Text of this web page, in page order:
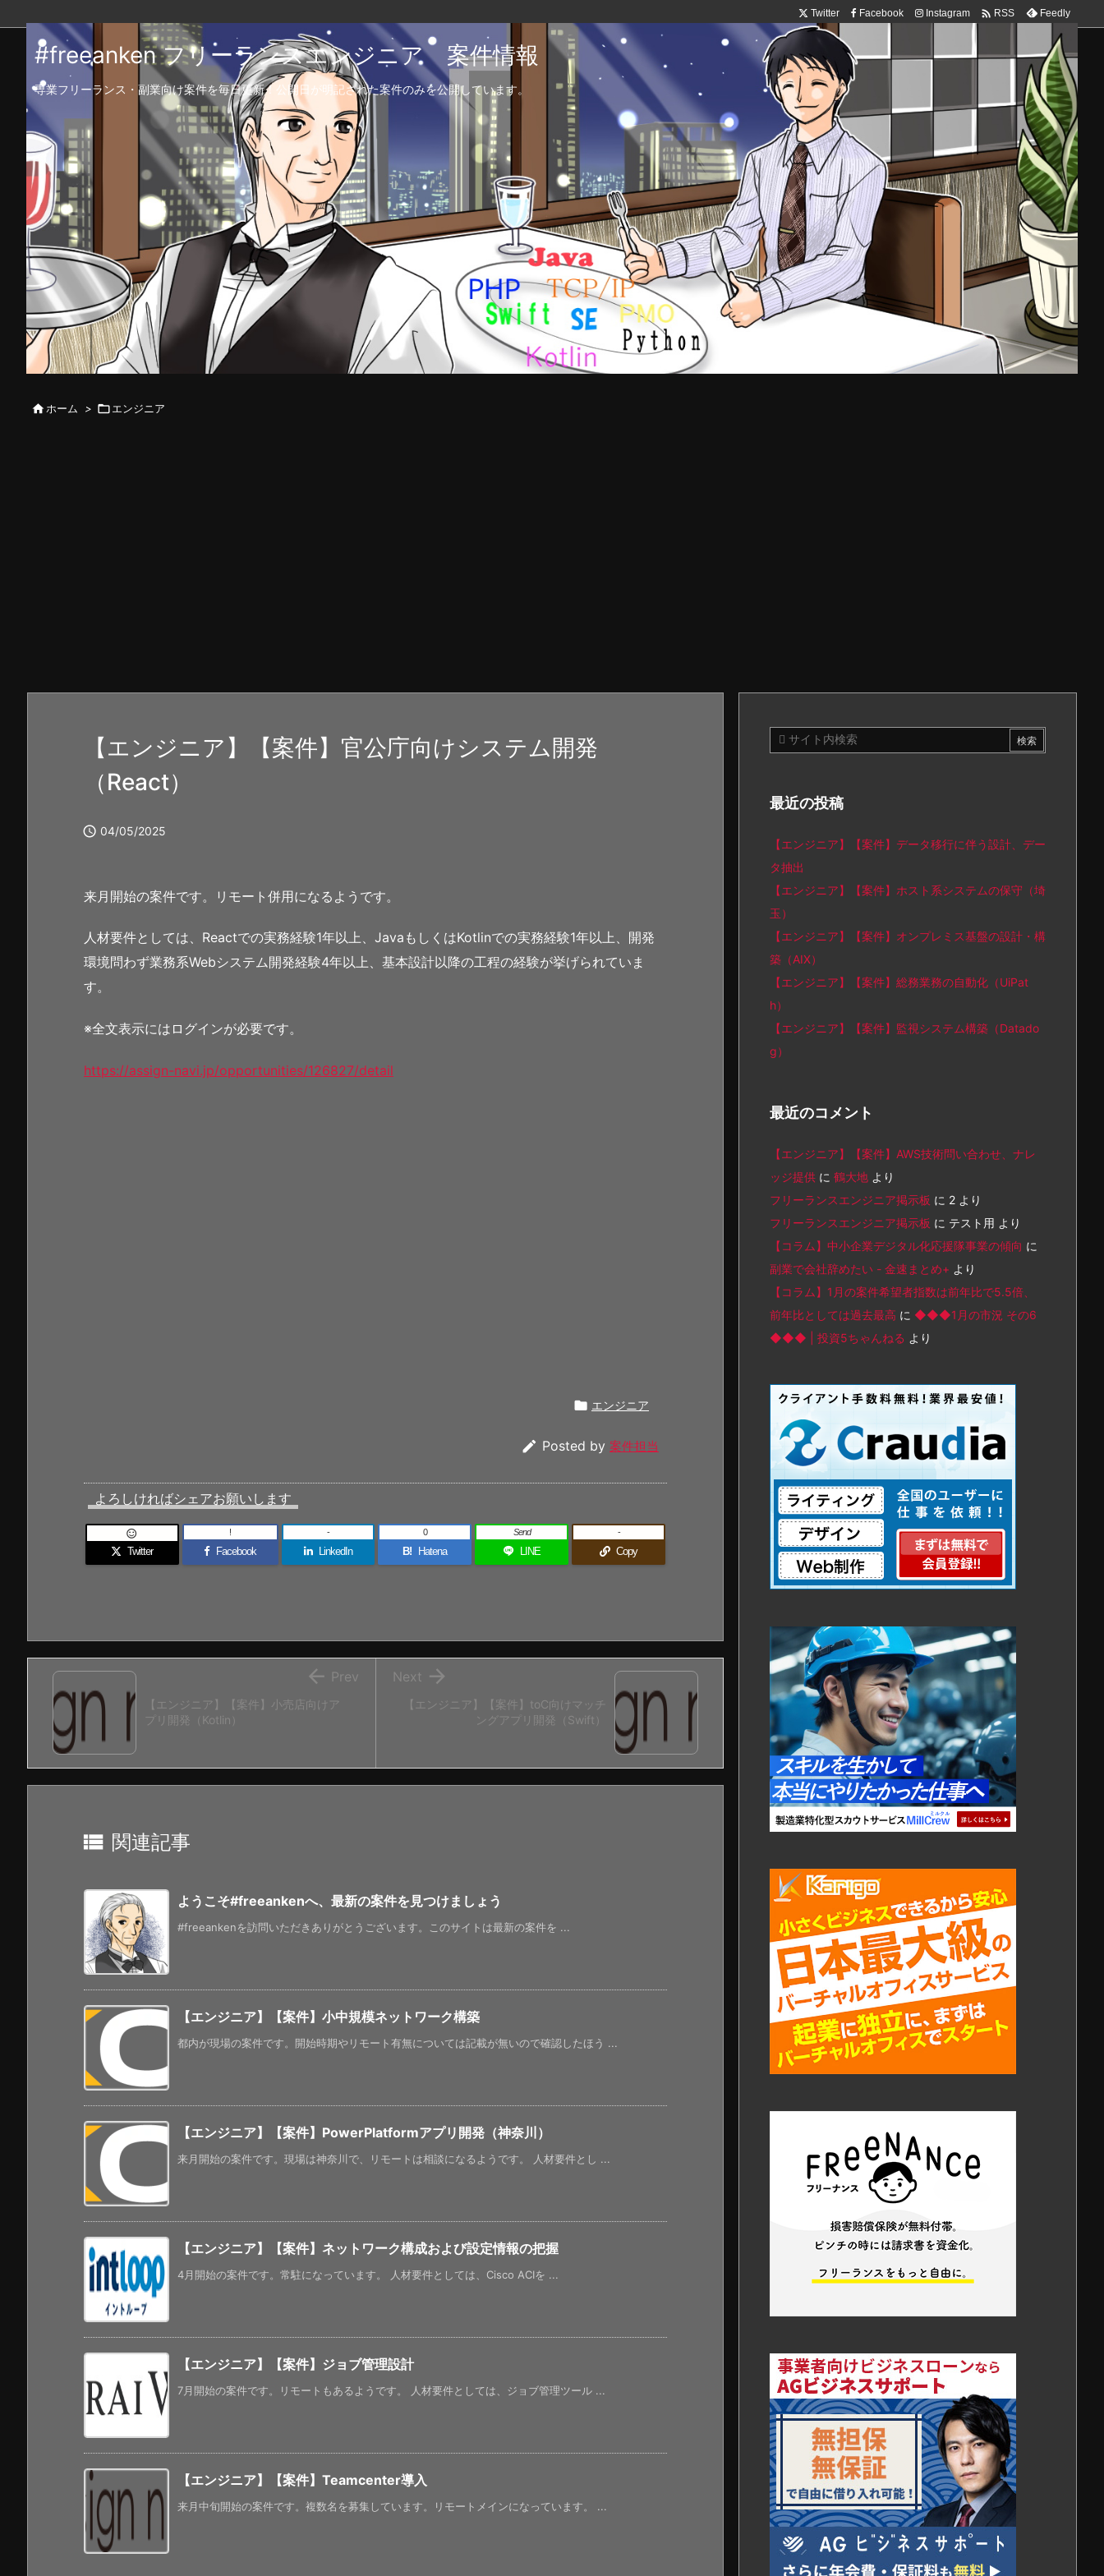
Twitter Facebook Instagram  RSS Feedly
#freeanken フリーランスエンジニア 案件情報
専業フリーランス・副業向け案件を毎日更新！公開日が明記された案件のみを公開しています。
 ホーム > エンジニア
【エンジニア】【案件】官公庁向けシステム開発
（React）
 04/05/2025
来月開始の案件です。リモート併用になるようです。
人材要件としては、Reactでの実務経験1年以上、JavaもしくはKotlinでの実務経験1年以上、開発
環境問わず業務系Webシステム開発経験4年以上、基本設計以降の工程の経験が挙げられていま
す。
※全文表示にはログインが必要です。
https://assign-navi.jp/opportunities/126827/detail
 エンジニア
 Posted by 案件担当
よろしければシェアお願いします
Twitter

Facebook
!
LinkedIn
-
B! Hatena
0
LINE
Send
Copy
-
【エンジニア】【案件】toC向けマッチ
ングアプリ開発（Swift）

Next
【エンジニア】【案件】小売店向けア
プリ開発（Kotlin）
 Prev
 関連記事
ようこそ#freeankenへ、最新の案件を見つけましょう
#freeankenを訪問いただきありがとうございます。このサイトは最新の案件を ...
【エンジニア】【案件】小中規模ネットワーク構築
都内が現場の案件です。開始時期やリモート有無については記載が無いので確認したほう ...
【エンジニア】【案件】PowerPlatformアプリ開発（神奈川）
来月開始の案件です。現場は神奈川で、リモートは相談になるようです。 人材要件とし ...
【エンジニア】【案件】ネットワーク構成および設定情報の把握
4月開始の案件です。常駐になっています。 人材要件としては、Cisco ACIを ...
【エンジニア】【案件】ジョブ管理設計
7月開始の案件です。リモートもあるようです。 人材要件としては、ジョブ管理ツール ...
【エンジニア】【案件】Teamcenter導入
来月中旬開始の案件です。複数名を募集しています。リモートメインになっています。 ...
最近の投稿
【エンジニア】【案件】データ移行に伴う設計、デー
タ抽出
【エンジニア】【案件】ホスト系システムの保守（埼
玉）
【エンジニア】【案件】オンプレミス基盤の設計・構
築（AIX）
【エンジニア】【案件】総務業務の自動化（UiPat
h）
【エンジニア】【案件】監視システム構築（Datado
g）
最近のコメント
【エンジニア】【案件】AWS技術問い合わせ、ナレ
ッジ提供 に 鶴大地 より
フリーランスエンジニア掲示板 に 2 より
フリーランスエンジニア掲示板 に テスト用 より
【コラム】中小企業デジタル化応援隊事業の傾向 に
副業で会社辞めたい - 金速まとめ+ より
【コラム】1月の案件希望者指数は前年比で5.5倍、
前年比としては過去最高 に ◆◆◆1月の市況 その6
◆◆◆ | 投資5ちゃんねる より